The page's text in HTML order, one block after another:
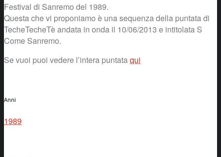
Festival di Sanremo del 1989.
Questa che vi proponiamo è una sequenza della puntata di
TecheTecheTè andata in onda il 10/06/2013 e intitolata S
Come Sanremo.
Se vuoi puoi vedere l’intera puntataqui
Anni
1989